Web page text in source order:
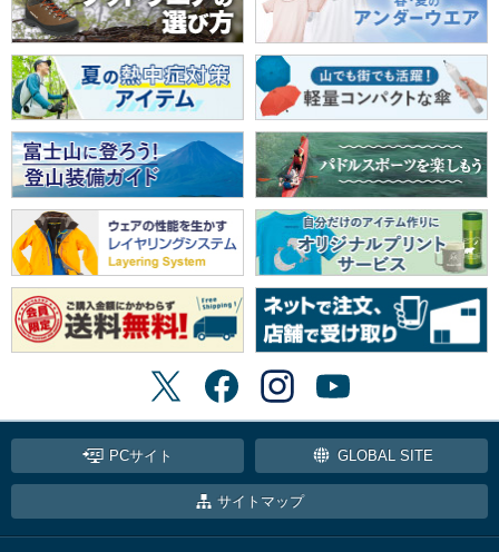
PCサイト GLOBAL SITE
サイトマップ